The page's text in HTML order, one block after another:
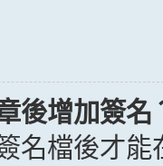
後增加簽名
名檔後才